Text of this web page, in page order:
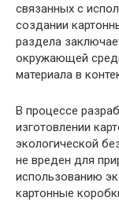
связанных с
создании
раздела
окружающей
материала в
В процессе
изготовлении
экологической
не вреден для
использованию
картонные